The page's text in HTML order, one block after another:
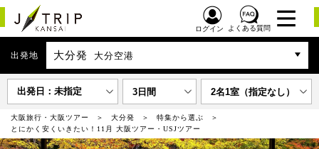
ログイン よくある質問
出発地 大分発 大分空港
出発日：未指定 3日間 2名1室（指定なし）
大阪旅行・大阪ツアー 大分発
特集から選ぶ
とにかく安くいきたい！11月 大阪ツアー・USJツアー